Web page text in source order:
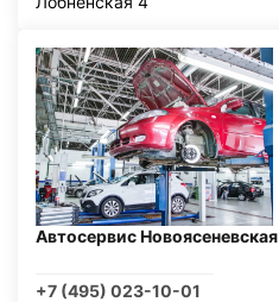
Автосервис Новоясеневская
+7 (495) 023-10-01